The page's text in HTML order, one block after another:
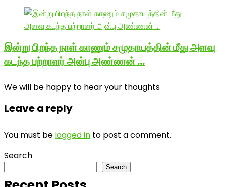
இன்று பிறந்த நாள் காணும் சமுதாயத்தின் மீது அளவு
கடந்த பற்றாளர் அன்பு அண்ணன் …
We will be happy to hear your thoughts
Leave a reply
You must be logged in to post a comment.
Search
Search